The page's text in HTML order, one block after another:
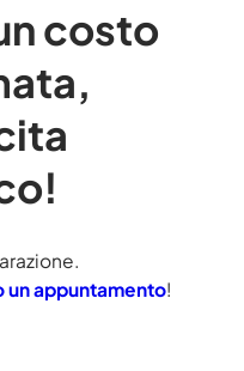
costo
,
un appuntamento!